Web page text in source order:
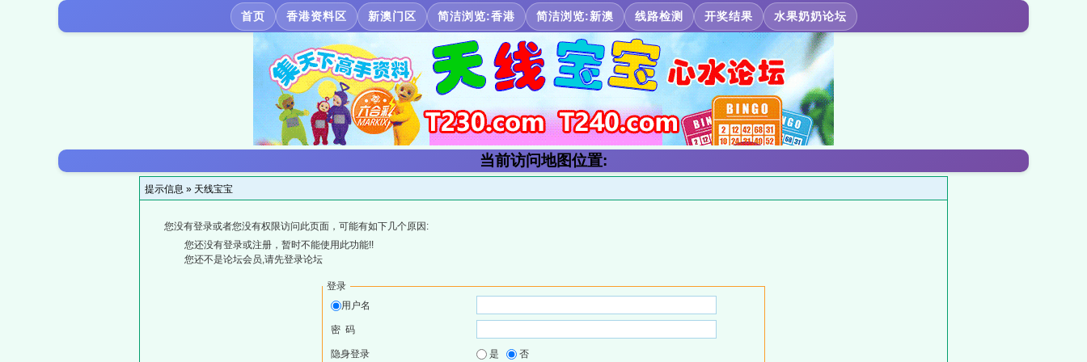
首页 香港资料区 新澳门区 简洁浏览:香港 简洁浏览:新澳 线路检测 开奖结果 水果奶奶论坛
当前访问地图位置:
提示信息 » 天线宝宝
您没有登录或者您没有权限访问此页面，可能有如下几个原因:
您还没有登录或注册，暂时不能使用此功能!!
您还不是论坛会员,请先登录论坛
登录
用户名
密 码
隐身登录 是 否